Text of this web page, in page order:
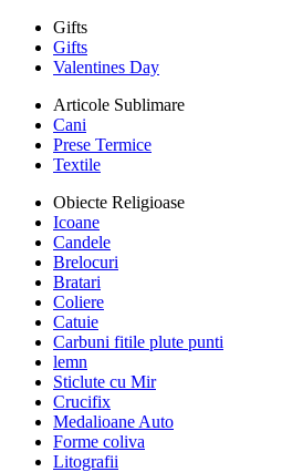
Gifts
Gifts
Valentines Day
Articole Sublimare
Cani
Prese Termice
Textile
Obiecte Religioase
Icoane
Candele
Brelocuri
Bratari
Coliere
Catuie
Carbuni fitile plute punti
lemn
Sticlute cu Mir
Crucifix
Medalioane Auto
Forme coliva
Litografii